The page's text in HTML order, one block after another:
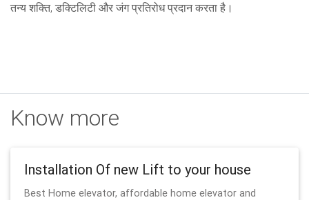
तन्य शक्ति, डक्टिलिटी और जंग प्रतिरोध प्रदान करता है।
Know more
Installation Of new Lift to your house
Best Home elevator, affordable home elevator and